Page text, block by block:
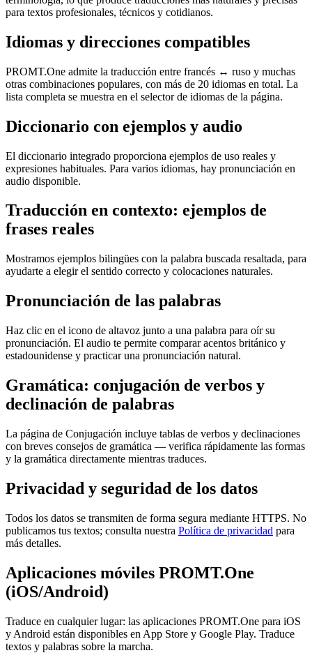
para textos profesionales, técnicos y cotidianos.
Idiomas y direcciones compatibles
PROMT.One admite la traducción entre francés ↔ ruso y muchas
otras combinaciones populares, con más de 20 idiomas en total. La
lista completa se muestra en el selector de idiomas de la página.
Diccionario con ejemplos y audio
El diccionario integrado proporciona ejemplos de uso reales y
expresiones habituales. Para varios idiomas, hay pronunciación en
audio disponible.
Traducción en contexto: ejemplos de
frases reales
Mostramos ejemplos bilingües con la palabra buscada resaltada, para
ayudarte a elegir el sentido correcto y colocaciones naturales.
Pronunciación de las palabras
Haz clic en el icono de altavoz junto a una palabra para oír su
pronunciación. El audio te permite comparar acentos británico y
estadounidense y practicar una pronunciación natural.
Gramática: conjugación de verbos y
declinación de palabras
La página de Conjugación incluye tablas de verbos y declinaciones
con breves consejos de gramática — verifica rápidamente las formas
y la gramática directamente mientras traduces.
Privacidad y seguridad de los datos
Todos los datos se transmiten de forma segura mediante HTTPS. No
publicamos tus textos; consulta nuestra Política de privacidad para
más detalles.
Aplicaciones móviles PROMT.One
(iOS/Android)
Traduce en cualquier lugar: las aplicaciones PROMT.One para iOS
y Android están disponibles en App Store y Google Play. Traduce
textos y palabras sobre la marcha.